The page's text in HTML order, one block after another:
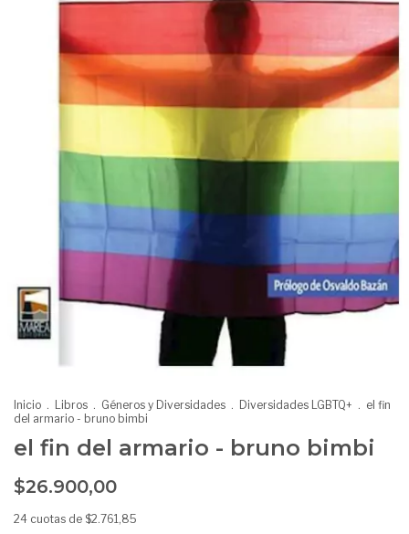
Inicio . Libros . Géneros y Diversidades . Diversidades LGBTQ+ . el fin
del armario - bruno bimbi
el fin del armario - bruno bimbi
$26.900,00
24 cuotas de $2.761,85